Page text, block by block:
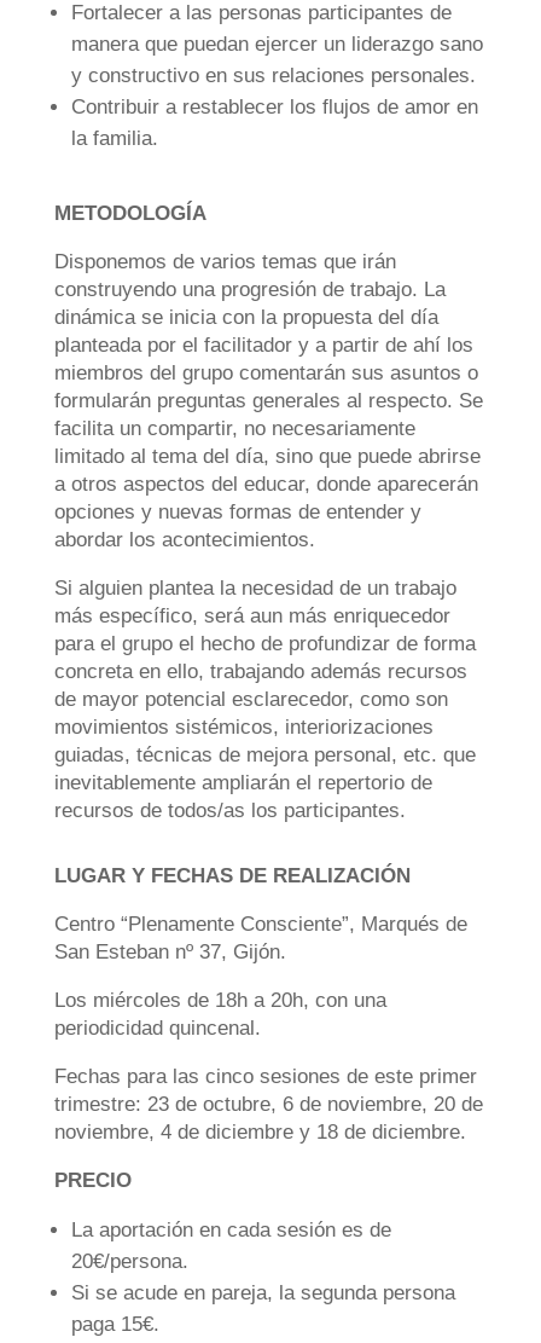
Fortalecer a las personas participantes de
manera que puedan ejercer un liderazgo sano
y constructivo en sus relaciones personales.
Contribuir a restablecer los flujos de amor en
la familia.
METODOLOGÍA
Disponemos de varios temas que irán
construyendo una progresión de trabajo. La
dinámica se inicia con la propuesta del día
planteada por el facilitador y a partir de ahí los
miembros del grupo comentarán sus asuntos o
formularán preguntas generales al respecto. Se
facilita un compartir, no necesariamente
limitado al tema del día, sino que puede abrirse
a otros aspectos del educar, donde aparecerán
opciones y nuevas formas de entender y
abordar los acontecimientos.
Si alguien plantea la necesidad de un trabajo
más específico, será aun más enriquecedor
para el grupo el hecho de profundizar de forma
concreta en ello, trabajando además recursos
de mayor potencial esclarecedor, como son
movimientos sistémicos, interiorizaciones
guiadas, técnicas de mejora personal, etc. que
inevitablemente ampliarán el repertorio de
recursos de todos/as los participantes.
LUGAR Y FECHAS DE REALIZACIÓN
Centro “Plenamente Consciente”, Marqués de
San Esteban nº 37, Gijón.
Los miércoles de 18h a 20h, con una
periodicidad quincenal.
Fechas para las cinco sesiones de este primer
trimestre: 23 de octubre, 6 de noviembre, 20 de
noviembre, 4 de diciembre y 18 de diciembre.
PRECIO
La aportación en cada sesión es de
20€/persona.
Si se acude en pareja, la segunda persona
paga 15€.